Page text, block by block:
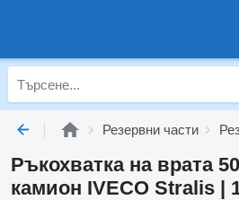
Резервни части
Ръкохватка на врата
камион IVECO Stralis |